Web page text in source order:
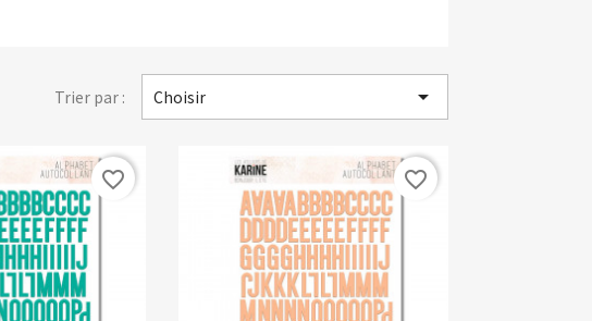
Trier par : Choisir 
favorite_border favorite_border